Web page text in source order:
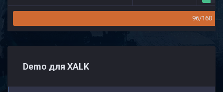
96/160
Demo для XALK